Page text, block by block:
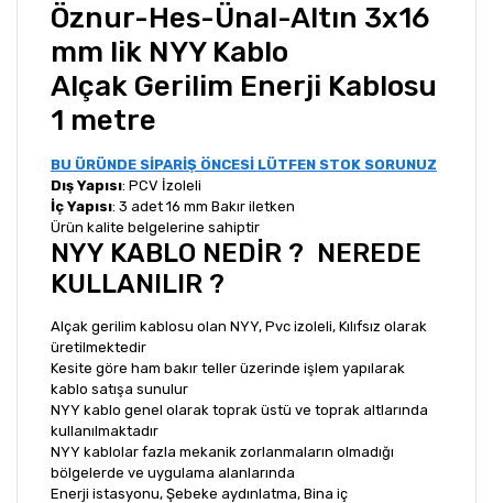
Öznur-Hes-Ünal-Altın 3x16
mm lik NYY Kablo
Alçak Gerilim Enerji Kablosu
1 metre
BU ÜRÜNDE SİPARİŞ ÖNCESİ LÜTFEN STOK SORUNUZ
Dış Yapısı: PCV İzoleli
İç Yapısı: 3 adet 16 mm Bakır iletken
Ürün kalite belgelerine sahiptir
NYY KABLO NEDİR ? NEREDE
KULLANILIR ?
Alçak gerilim kablosu olan NYY, Pvc izoleli, Kılıfsız olarak
üretilmektedir
Kesite göre ham bakır teller üzerinde işlem yapılarak
kablo satışa sunulur
NYY kablo genel olarak toprak üstü ve toprak altlarında
kullanılmaktadır
NYY kablolar fazla mekanik zorlanmaların olmadığı
bölgelerde ve uygulama alanlarında
Enerji istasyonu, Şebeke aydınlatma, Bina iç